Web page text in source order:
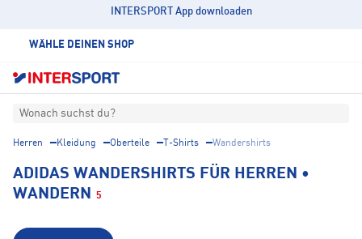
INTERSPORT App downloaden
WÄHLE DEINEN SHOP
Wonach suchst du?
Herren Kleidung Oberteile T-Shirts Wandershirts
ADIDAS WANDERSHIRTS FÜR HERREN •
WANDERN 5